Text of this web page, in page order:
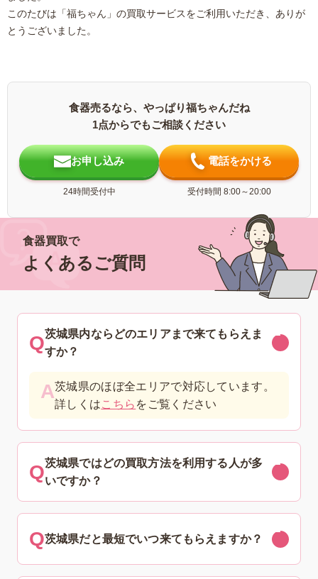
このたびは「福ちゃん」の買取サービスをご利用いただき、ありが
とうございました。
食器売るなら、やっぱり福ちゃんだね
1点からでもご相談ください
お申し込み
24時間受付中
電話をかける
受付時間 8:00～20:00
食器買取で
よくあるご質問
茨城県内ならどのエリアまで来てもらえま
すか？
茨城県のほぼ全エリアで対応しています。
詳しくはこちら をご覧ください
茨城県ではどの買取方法を利用する人が多
いですか？
茨城県だと最短でいつ来てもらえますか？